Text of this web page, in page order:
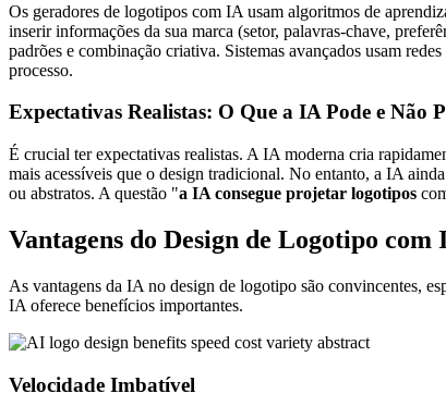
Os geradores de logotipos com IA usam algoritmos de
inserir informações da sua marca (setor, palavras-chave,
padrões e combinação criativa. Sistemas avançados usam
processo.
Expectativas Realistas: O Que a IA Pode e Não
É crucial ter expectativas realistas. A IA moderna cria
mais acessíveis que o design tradicional. No entanto, a IA
ou abstratos. A questão "a IA consegue projetar logotipos
Vantagens do Design de Logotipo com
As vantagens da IA no design de logotipo são convincentes,
IA oferece benefícios importantes.
Velocidade Imbatível